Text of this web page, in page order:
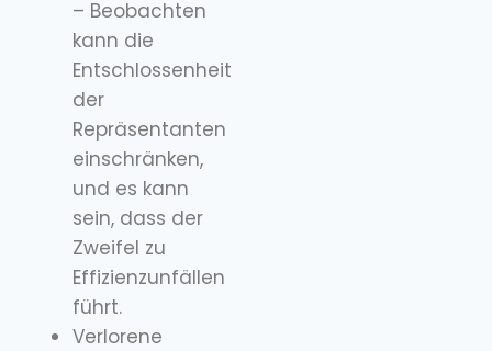
– Beobachten
kann die
Entschlossenheit
der
Repräsentanten
einschränken,
und es kann
sein, dass der
Zweifel zu
Effizienzunfällen
führt.
Verlorene